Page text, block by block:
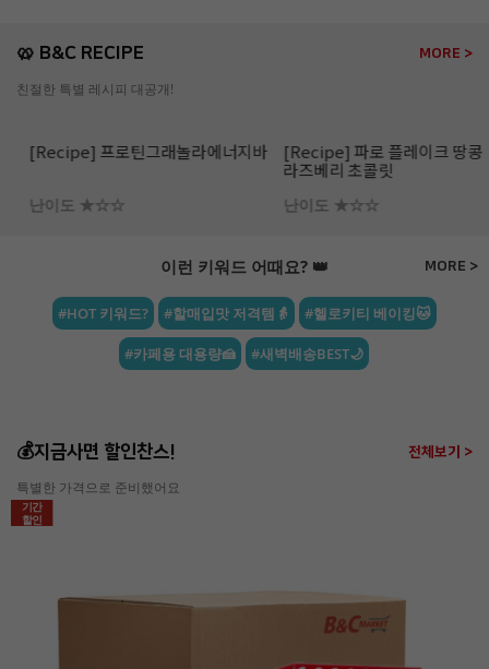
🥨 B&C RECIPE MORE >
친절한 특별 레시피 대공개!
[Recipe] 프로틴그래놀라에너지바
난이도 ★☆☆
[Recipe] 파로 플레이크 땅콩 &
라즈베리 초콜릿
난이도 ★☆☆
이런 키워드 어때요? 👑 MORE >
#HOT 키워드? #할매입맛 저격템👵 #헬로키티 베이킹🐱
#카페용 대용량🍰 #새벽배송BEST🌙
💰지금사면 할인찬스! 전체보기 >
특별한 가격으로 준비했어요
기간
할인